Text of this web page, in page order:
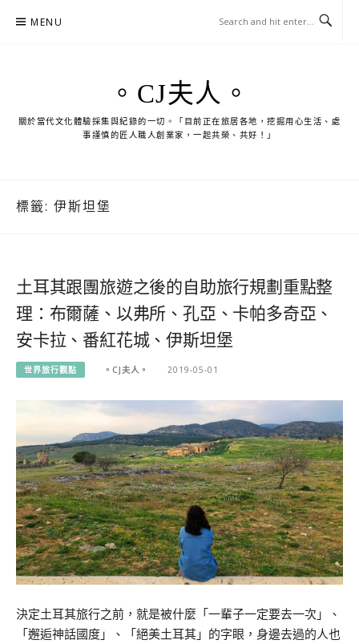
MENU
。CJ夫人。
關於當代文化體驗採集與紀錄的一切。「目前正在旅居各地，挖掘用心生活、處
事謹慎的匠人職人創業家，一起共榮、共好！」
標籤: 伊斯坦堡
土耳其跟團旅遊之後的自助旅行規劃重點整
理：布爾薩、以弗所、孔亞、卡帕多奇亞、
安卡拉、番紅花城、伊斯坦堡
世界旅行觀點 。CJ夫人。 2019-05-01
決定土耳其旅行之前，就是被什麼「一輩子一定要去一次」、
「邂逅神話國度」、「絕美土耳其」的字眼，身邊去過的人也